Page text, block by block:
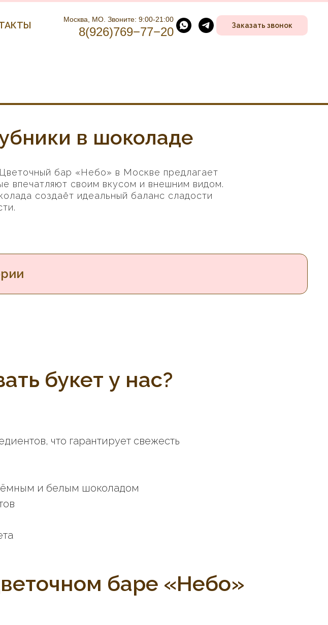
Москва, МО. Звоните: 9:00-21:00
8(926)769−77−20 Заказать звонок
в шоколаде
бар «Небо» в Москве предлагает
впечатляют своим вкусом и внешним видом.
создаёт идеальный баланс сладости
букет у нас?
что гарантирует свежесть
и белым шоколадом
баре «Небо»